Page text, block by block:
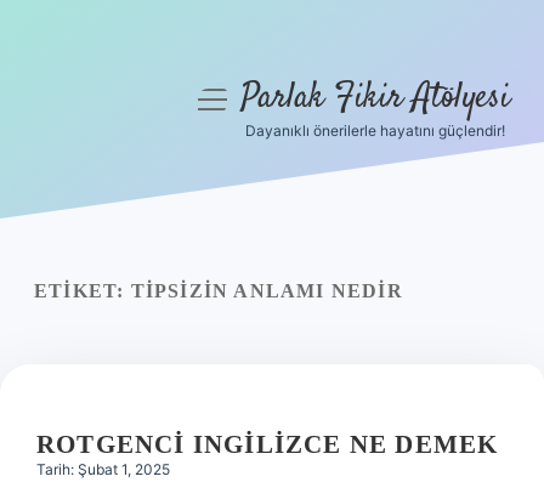
Yasal Uyarı
menüyüParlak Fikir Atölyesi
Dayanıklı önerilerle hayatını güçlendir!
ETIKET: TIPSIZIN ANLAMI NEDIR
ROTGENCI INGILIZCE NE DEMEK
Tarih: Şubat 1, 2025